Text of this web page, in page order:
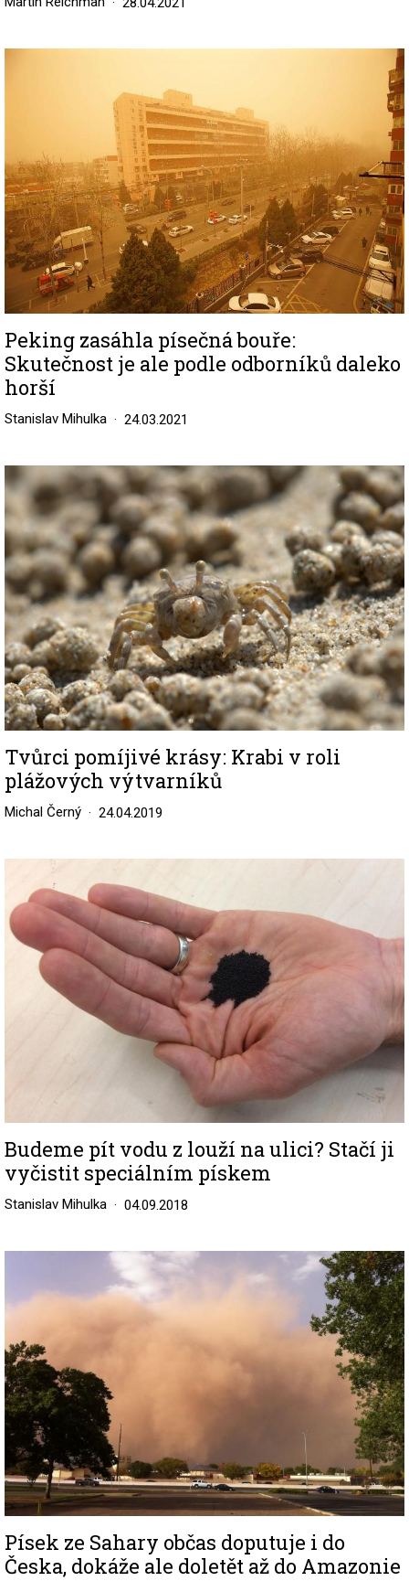
Peking zasáhla písečná bouře:
Skutečnost je ale podle odborníků daleko
horší
Stanislav Mihulka 24.03.2021
Image
Tvůrci pomíjivé krásy: Krabi v roli
plážových výtvarníků
Michal Černý 24.04.2019
Budeme pít vodu z louží na ulici? Stačí ji
vyčistit speciálním pískem
Stanislav Mihulka 04.09.2018
Písek ze Sahary občas doputuje i do
Česka, dokáže ale doletět až do Amazonie